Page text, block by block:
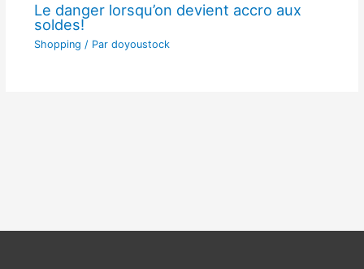
Le danger lorsqu’on devient accro aux
soldes!
Shopping / Par doyoustock